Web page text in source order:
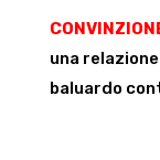
una
baluardo